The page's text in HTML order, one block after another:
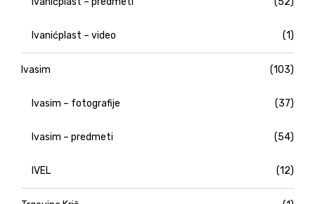
Ivanićplast – video (1)
Ivasim (103)
Ivasim – fotografije (37)
Ivasim – predmeti (54)
IVEL (12)